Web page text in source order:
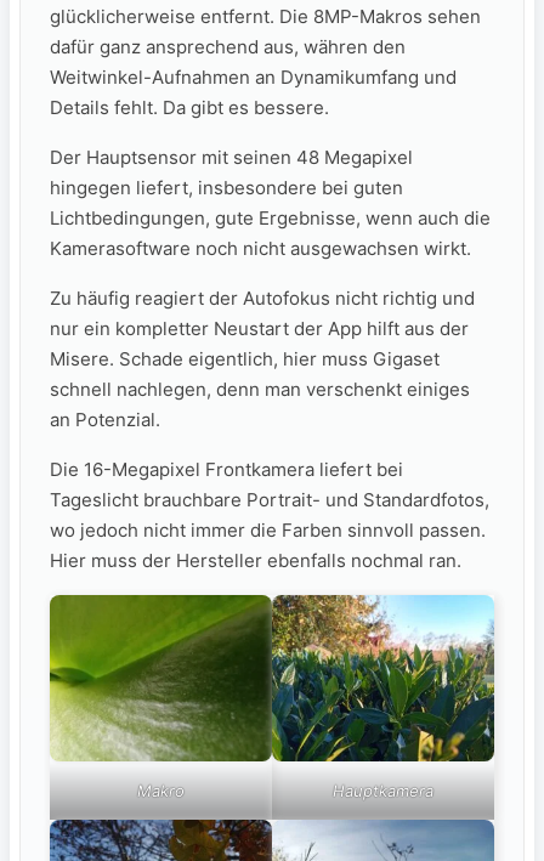
glücklicherweise entfernt. Die 8MP-Makros sehen
dafür ganz ansprechend aus, währen den
Weitwinkel-Aufnahmen an Dynamikumfang und
Details fehlt. Da gibt es bessere.
Der Hauptsensor mit seinen 48 Megapixel
hingegen liefert, insbesondere bei guten
Lichtbedingungen, gute Ergebnisse, wenn auch die
Kamerasoftware noch nicht ausgewachsen wirkt.
Zu häufig reagiert der Autofokus nicht richtig und
nur ein kompletter Neustart der App hilft aus der
Misere. Schade eigentlich, hier muss Gigaset
schnell nachlegen, denn man verschenkt einiges
an Potenzial.
Die 16-Megapixel Frontkamera liefert bei
Tageslicht brauchbare Portrait- und Standardfotos,
wo jedoch nicht immer die Farben sinnvoll passen.
Hier muss der Hersteller ebenfalls nochmal ran.
Makro Hauptkamera